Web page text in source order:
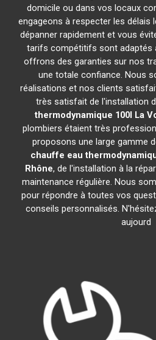
domicile ou dans vos locaux
engageons à respecter les délais
dépanner rapidement et vous
tarifs compétitifs sont adaptés
offrons des garanties sur nos
une totale confiance. Nous
réalisations et nos clients
très satisfait de l'installation
thermodynamique 100l La
plombiers étaient très
proposons une large gamme
chauffe eau
Rhône, de l'installation à la
maintenance régulière. Nous
pour répondre à toutes vos
conseils personnalisés.
aujourd